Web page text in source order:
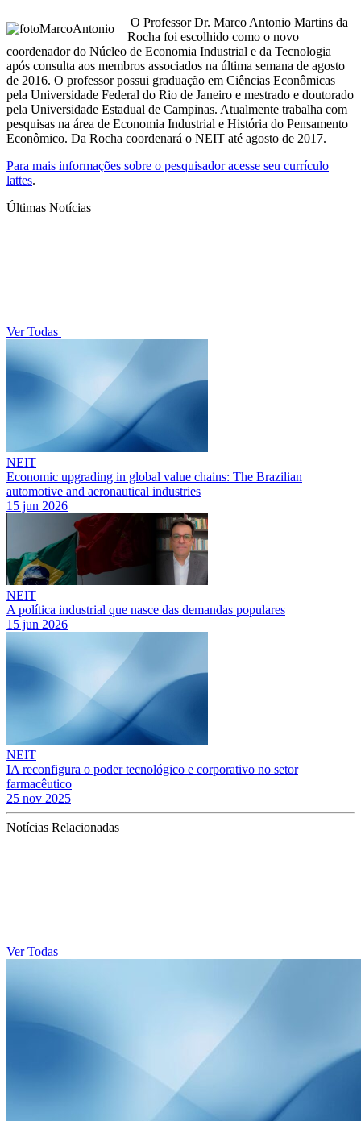
O Professor Dr. Marco Antonio Martins da
Rocha foi escolhido como o novo
coordenador do Núcleo de Economia Industrial e da Tecnologia
após consulta aos membros associados na última semana de agosto
de 2016. O professor possui graduação em Ciências Econômicas
pela Universidade Federal do Rio de Janeiro e mestrado e doutorado
pela Universidade Estadual de Campinas. Atualmente trabalha com
pesquisas na área de Economia Industrial e História do Pensamento
Econômico. Da Rocha coordenará o NEIT até agosto de 2017.
Para mais informações sobre o pesquisador acesse seu currículo
lattes.
Últimas Notícias
Ver Todas
NEIT
Economic upgrading in global value chains: The Brazilian
automotive and aeronautical industries
15 jun 2026
NEIT
A política industrial que nasce das demandas populares
15 jun 2026
NEIT
IA reconfigura o poder tecnológico e corporativo no setor
farmacêutico
25 nov 2025
Notícias Relacionadas
Ver Todas